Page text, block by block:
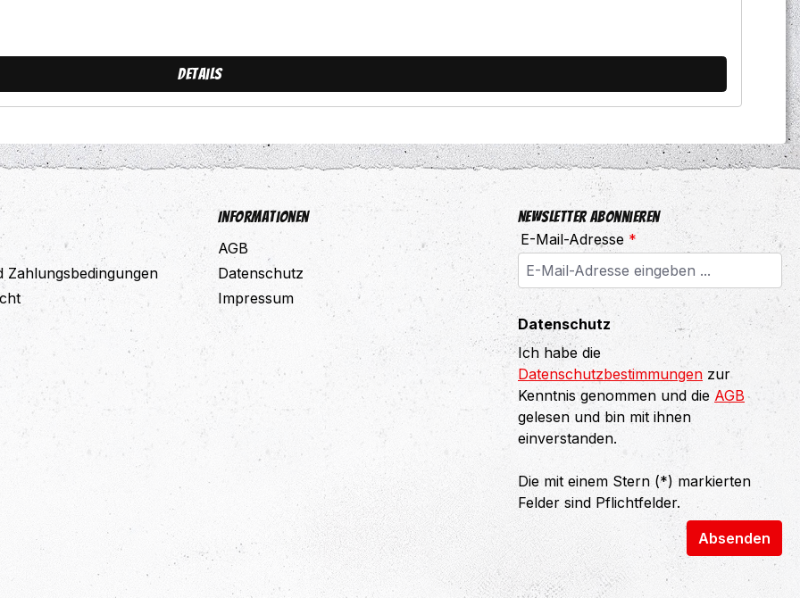
Details
Zahlungsbedingungen
Informationen
AGB
Datenschutz
Impressum
Newsletter abonnieren
E-Mail-Adresse *
Datenschutz
Ich habe die
Datenschutzbestimmungen zur
Kenntnis genommen und die AGB
gelesen und bin mit ihnen
einverstanden.
Die mit einem Stern (*) markierten
Felder sind Pflichtfelder.
Absenden